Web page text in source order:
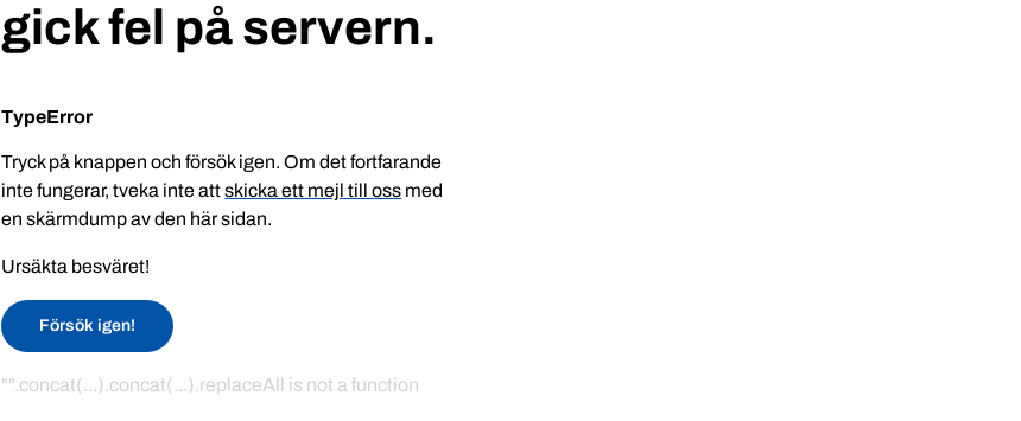
gick fel på servern.
TypeError
Tryck på knappen och försök igen. Om det fortfarande
inte fungerar, tveka inte attskicka ett mejl till oss med
en skärmdump av den här sidan.
Ursäkta besväret!
Försök igen!
"".concat(...).concat(...).replaceAll is not a function